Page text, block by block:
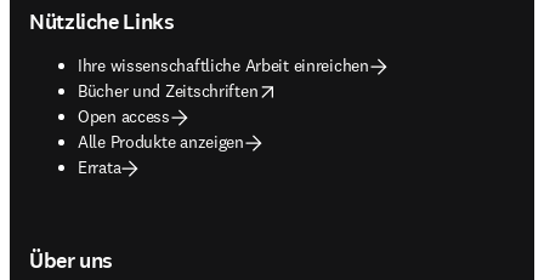
Nützliche Links
Ihre wissenschaftliche Arbeit einreichen
Bücher und Zeitschriften
opens in new tab/window
Open access
Alle Produkte anzeigen
Errata
Über uns